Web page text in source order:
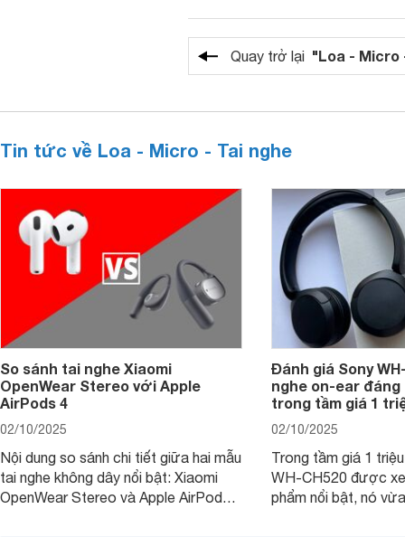
Quay trở lại "Loa - Micro
Tin tức về Loa - Micro - Tai nghe
So sánh tai nghe Xiaomi
OpenWear Stereo với Apple
AirPods 4
02/10/2025
Nội dung so sánh chi tiết giữa hai mẫu
tai nghe không dây nổi bật: Xiaomi
OpenWear Stereo và Apple AirPods 4
Đánh giá Sony
nghe on-ear đáng
trong tầm giá 1
02/10/2025
Trong tầm giá 1
WH-CH520 được
phẩm nổi bật, nó